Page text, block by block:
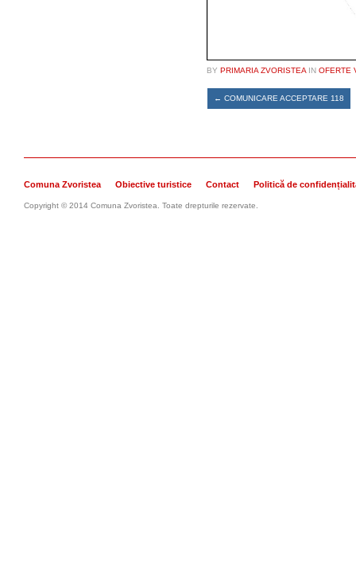
BY PRIMARIA ZVORISTEA IN OFERTE
← COMUNICARE ACCEPTARE 118
Comuna Zvoristea Obiective turistice Contact Politică de
Copyright © 2014 Comuna Zvoristea. Toate drepturile rezervate.